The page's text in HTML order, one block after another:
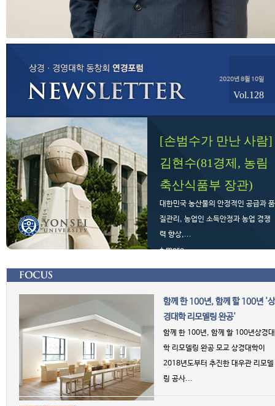
2020년 8월 10일
Vol.128
[손범수가 만난 사람]
김현수(81경제, 농림
축산식품부 장관)
대한민국 농산물의 안정적인 공급과 품
질관리, 농업인 소득안정과 농업 경쟁
력 향상,...
+ more
함께 한 100년, 함께 할 100년 '상
경대학 리모델링 완공'
함께 한 100년, 함께 할 100년상경대
학 리모델링 완공 모교 상경대학이
2018년도부터 추진한 대우관 리모델
링 공사...